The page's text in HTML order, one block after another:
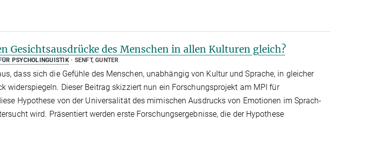
Gesichtsausdrücke des Menschen in allen Kulturen gleich?
PSYCHOLINGUISTIK SENFT, GUNTER
dass sich die Gefühle des Menschen, unabhängig von Kultur und Sprache, in gleicher
widerspiegeln. Dieser Beitrag skizziert nun ein Forschungsprojekt am MPI für
Hypothese von der Universalität des mimischen Ausdrucks von Emotionen im Sprach-
wird. Präsentiert werden erste Forschungsergebnisse, die der Hypothese